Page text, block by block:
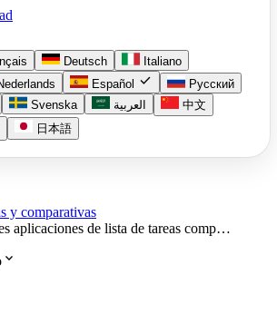
Deutsch
Italiano
Español check
Русский
Svenska العربية
中文
日本語
y comparativas
aplicaciones de lista de tareas comp…
expand_more